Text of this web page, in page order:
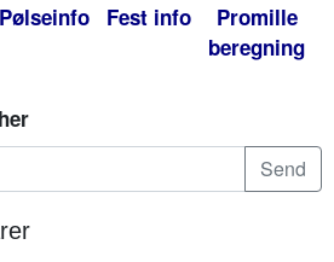
Pølseinfo Fest info
Promille
beregning